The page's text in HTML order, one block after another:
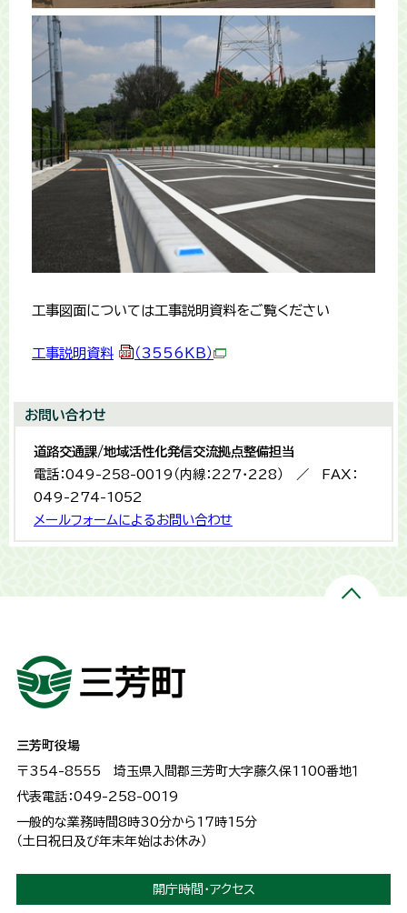
工事図面については工事説明資料をご覧ください
工事説明資料 （3556KB）
お問い合わせ
道路交通課/地域活性化発信交流拠点整備担当
電話：049-258-0019（内線：227・228） ／ FAX：
049-274-1052
メールフォームによるお問い合わせ
三芳町役場
〒354-8555 埼玉県入間郡三芳町大字藤久保1100番地１
代表電話：049-258-0019
一般的な業務時間8時30分から17時15分
（土日祝日及び年末年始はお休み）
開庁時間・アクセス